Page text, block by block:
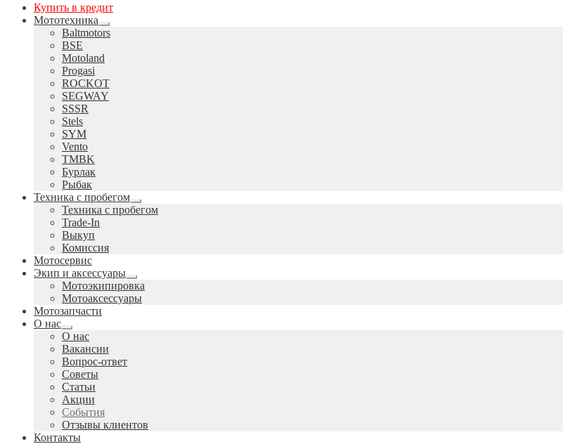
Купить в кредит
Мототехника
Развернутое
вложенное
Baltmotors
BSE
Motoland
Progasi
ROCKOT
SEGWAY
SSSR
Stels
SYM
Vento
TMBK
Бурлак
Рыбак
Техника с пробегом
Развернутое
вложенное
Техника с пробегом
Trade-In
Выкуп
Комиссия
Мотосервис
Экип и аксессуары
Развернутое
вложенное
меню
Мотоэкипировка
Мотоаксессуары
Мотозапчасти
О нас
Развернутое
вложенное
меню
О нас
Вакансии
Вопрос-ответ
Советы
Статьи
Акции
События
Отзывы клиентов
Контакты